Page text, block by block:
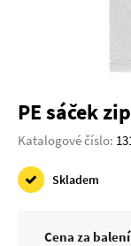
PE sáček
Katalogové číslo:
Skladem
Cena za balení